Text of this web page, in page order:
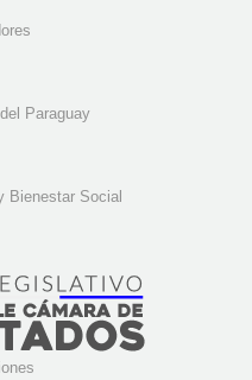
Paraguay
Bienestar Social